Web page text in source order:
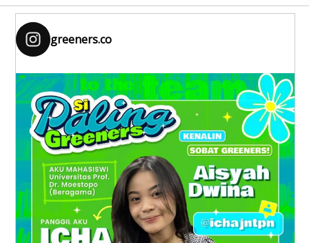
greeners.co